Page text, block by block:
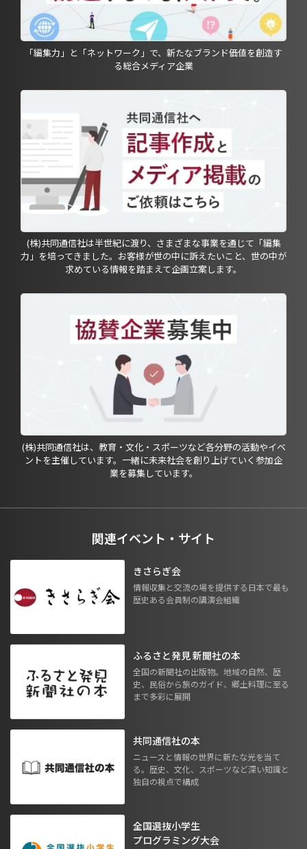
「編集力」と「ネットワーク」で、新たなブランド価値を創造す
る総合メディア企業
(株)共同通信社は半世紀に渡り、さまざまな事業を通じて「編集
力」を培ってきました。お客様が世の中に訴えたいこと、世の中が
求めている情報を踏まえて企画立案します。
(株)共同通信社は、教育・文化・スポーツなど各分野の活動やイベ
ントを主催しています。一緒に未来社会を創り上げていく参加企
業を募集しています。
関連イベント・サイト
きさらぎ会
情報収集と交流の場を提供する日本で最も
歴史ある会員制の講演会組織
ふるさと発見 新聞社の本
全国の新聞社の出版物。地域の自然、歴
史、民俗から旅のガイド、郷土料理に至る
まで多彩に展開
共同通信社の本
ニュースと情報の世界に新たな光を当て
る。歴史、文化、スポーツなど深い知識と
独自の視点で構成
全国選抜小学生
プログラミング大会